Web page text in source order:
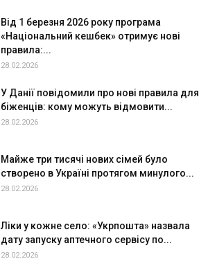
Від 1 березня 2026 року програма
«Національний кешбек» отримує нові
правила:...
28.02.2026
У Данії повідомили про нові правила для
біженців: кому можуть відмовити...
28.02.2026
Майже три тисячі нових сімей було
створено в Україні протягом минулого...
28.02.2026
Ліки у кожне село: «Укрпошта» назвала
дату запуску аптечного сервісу по...
28.02.2026